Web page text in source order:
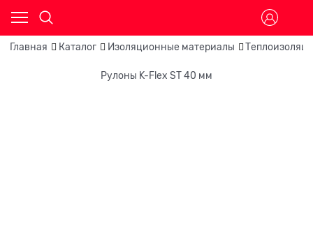
Главная Каталог Изоляционные материалы
Рулоны K-Flex ST 40 мм